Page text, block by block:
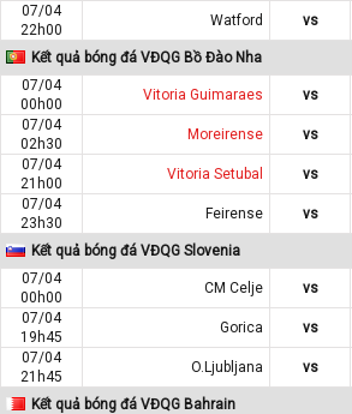
07/04
22h00
Watford vs
Kết quả bóng đá VĐQG Bồ Đào Nha
07/04
00h00
Vitoria Guimaraes vs
07/04
02h30
Moreirense vs
07/04
21h00
Vitoria Setubal vs
07/04
23h30
Feirense vs
Kết quả bóng đá VĐQG Slovenia
07/04
00h00
CM Celje vs
07/04
19h45
Gorica vs
07/04
21h45
O.Ljubljana vs
Kết quả bóng đá VĐQG Bahrain